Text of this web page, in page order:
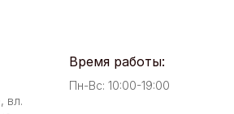
вл.
Время работы:
Пн-Вс: 10:00-19:00